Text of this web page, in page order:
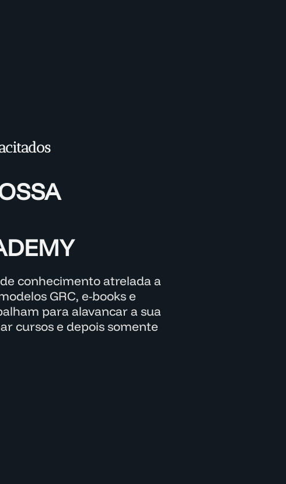
conhecimento atrelada a
GRC, e-books e
para alavancar a sua
cursos e depois somente